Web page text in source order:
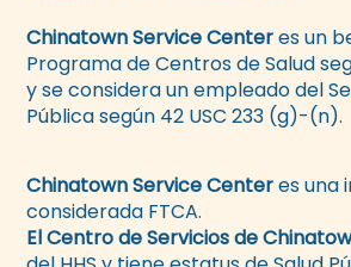
Chinatown Service Centeres un
Programa de Centros de Salud
y se considera un empleado del
Pública según 42 USC 233 (g)-(n).
Chinatown Service Centeres una
considerada FTCA.
El Centro de Servicios de